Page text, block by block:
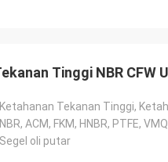
Tinggi NBR
Ketahanan Tekanan Tinggi,
NBR, ACM, FKM, HNBR, PTFE, VMQ
Segel oli putar